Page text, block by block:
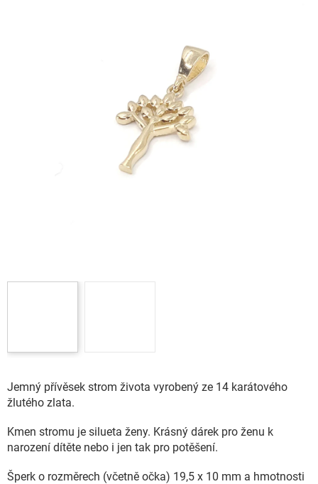
Jemný přívěsek strom života vyrobený ze 14 karátového
žlutého zlata.
Kmen stromu je silueta ženy. Krásný dárek pro ženu k
narození dítěte nebo i jen tak pro potěšení.
Šperk o rozměrech (včetně očka) 19,5 x 10 mm a hmotnosti